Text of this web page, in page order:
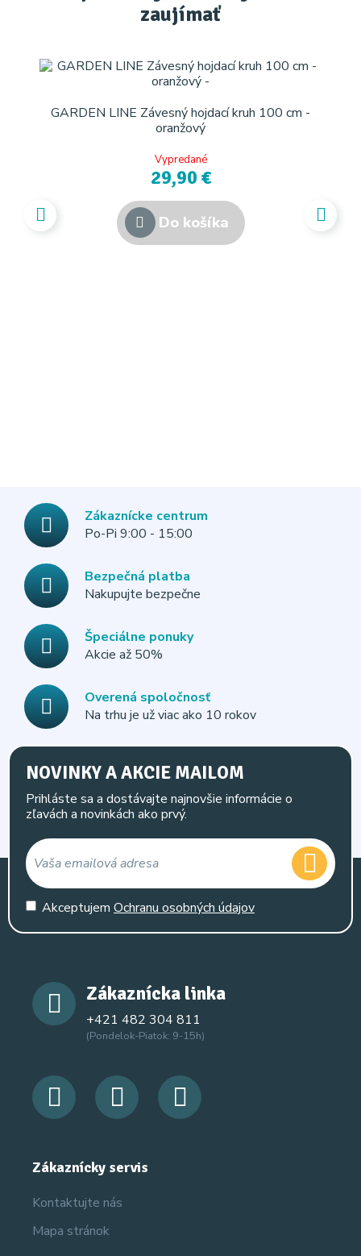
zaujímať
GARDEN LINE Závesný hojdací kruh 100 cm -
oranžový
Vypredané
29,90 €
Do košíka
Zákaznícke centrum
Po-Pi 9:00 - 15:00
Bezpečná platba
Nakupujte bezpečne
Špeciálne ponuky
Akcie až 50%
Overená spoločnosť
Na trhu je už viac ako 10 rokov
NOVINKY A AKCIE MAILOM
Prihláste sa a dostávajte najnovšie informácie o
zľavách a novinkách ako prvý.
Akceptujem Ochranu osobných údajov
Zákaznícka linka
+421 482 304 811
(Pondelok-Piatok: 9-15h)
Zákaznícky servis
Kontaktujte nás
Mapa stránok